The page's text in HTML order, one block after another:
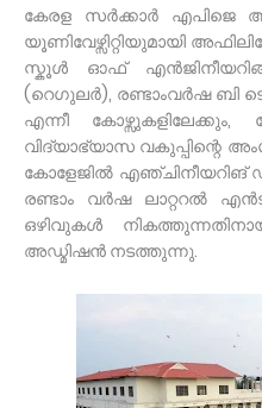
കേരള സർക്കാർ എപിജെ
യൂണിവേഴ്സിറ്റിയുമായി
സ്കൂൾ ഓഫ്
(റെഗുലർ), രണ്ടാംവർഷ ബി
എന്നീ കോഴ്സുകളിലേക്കും,
വിദ്യാഭ്യാസ വകുപ്പിന്റെ
കോളേജിൽ എഞ്ചിനീയറിങ്
രണ്ടാം വർഷ ലാറ്ററൽ
ഒഴിവുകൾ
അഡ്മിഷൻ നടത്തുന്നു.